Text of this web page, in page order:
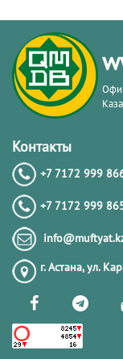
Обязанности
Исламе | Нурлан Каирбеков
22.04.2024
18.03.2024
Рамазан – месяц
Нурлан Каирбеков
16.03.2024
Тафсир имама аз-Зухайли:
Методология изучения
Контакты
+7 7172 999
+7 7172 999
г. Астана, ул.